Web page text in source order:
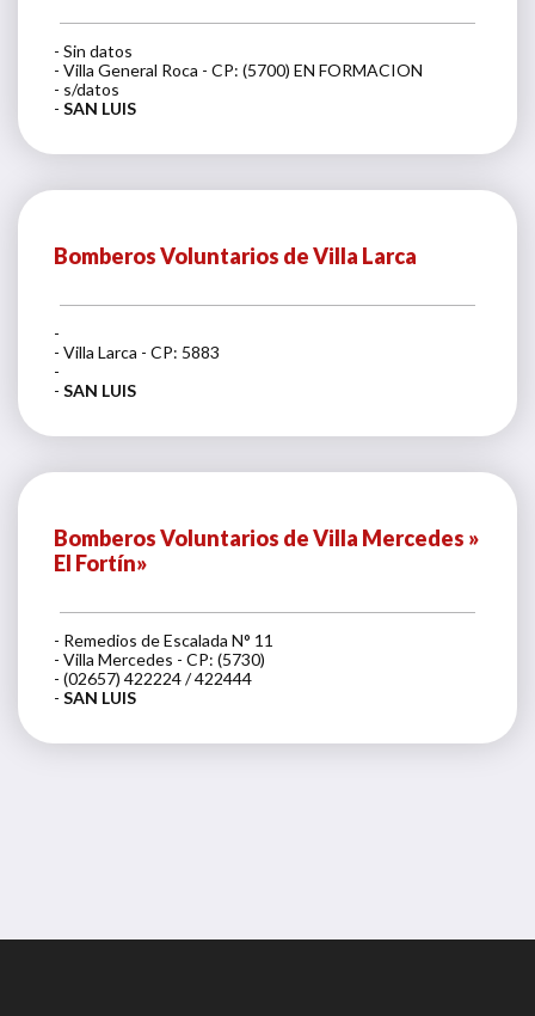
- Sin datos
- Villa General Roca - CP: (5700) EN FORMACION
- s/datos
- SAN LUIS
Bomberos Voluntarios de Villa Larca
-
- Villa Larca - CP: 5883
-
- SAN LUIS
Bomberos Voluntarios de Villa Mercedes »
El Fortín»
- Remedios de Escalada N° 11
- Villa Mercedes - CP: (5730)
- (02657) 422224 / 422444
- SAN LUIS